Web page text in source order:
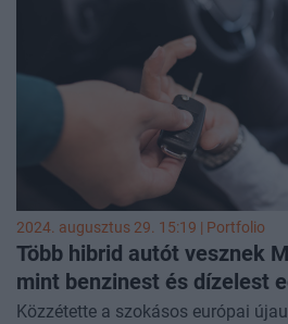
hatálybalépése előtt sürgős
álljanak elő. Emellett arra kérik az
hogy a könnyű és nehéz
CO2-szabályozás felülvizsgálatát,
illetve 2027-re terveznek, hozza
az Európai Autógyártók
(ACEA) közleményében.
2024. augusztus 29. 15:19 | Portfolio
Több hibrid autót vesznek
mint benzinest és dízelest
Közzétette a szokásos európai